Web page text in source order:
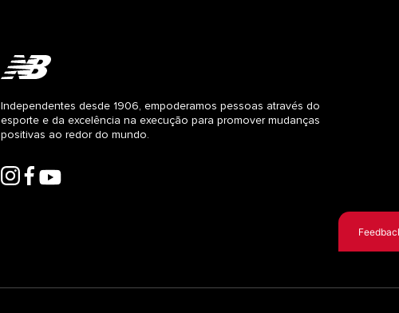
Independentes desde 1906, empoderamos pessoas através do
esporte e da excelência na execução para promover mudanças
positivas ao redor do mundo.